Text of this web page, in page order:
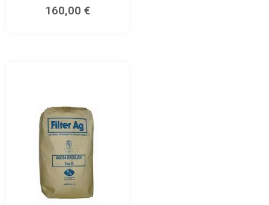
160,00€